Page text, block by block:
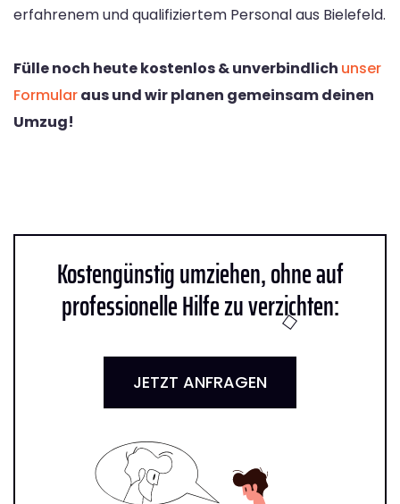
erfahrenem und qualifiziertem Personal aus Bielefeld.
Fülle noch heute kostenlos & unverbindlich unser
Formularaus und wir planen gemeinsam deinen
Umzug!
Kostengünstig umziehen, ohne auf
professionelle Hilfe zu verzichten:
JETZT ANFRAGEN